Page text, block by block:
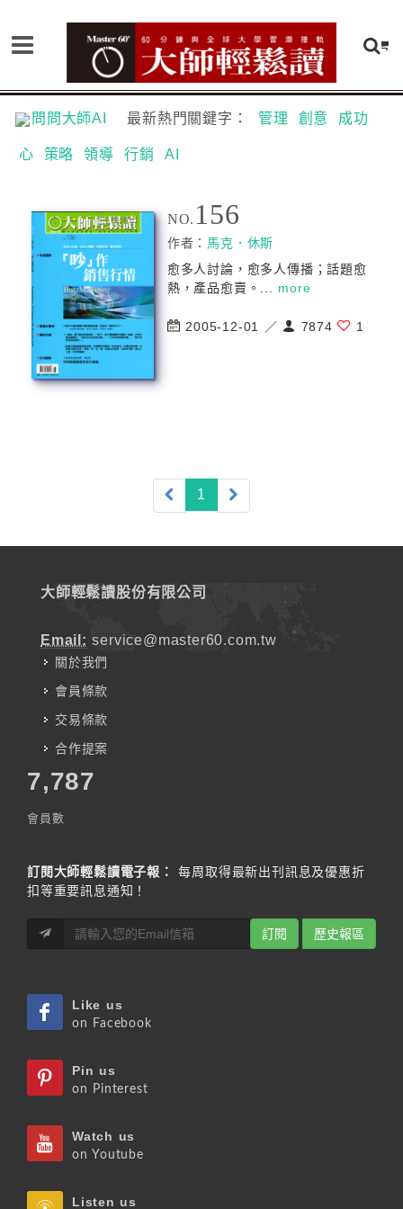
問問大師AI 最新熱門關鍵字： 管理 創意 成功
心 策略 領導 行銷 AI
NO. 156
作者： 馬克．休斯
愈多人討論，愈多人傳播；話題愈
熱，產品愈賣。... more
2005-12-01 ／ 7874 1
1 (current)
大師輕鬆讀股份有限公司
Email: service@master60.com.tw
關於我們
會員條款
交易條款
合作提案
7,787
會員數
訂閱大師輕鬆讀電子報：
每周取得最新出刊訊息及優惠折
扣等重要訊息通知！
訂閱 歷史報區
Like us
on Facebook
Pin us
on Pinterest
Watch us
on Youtube
Listen us